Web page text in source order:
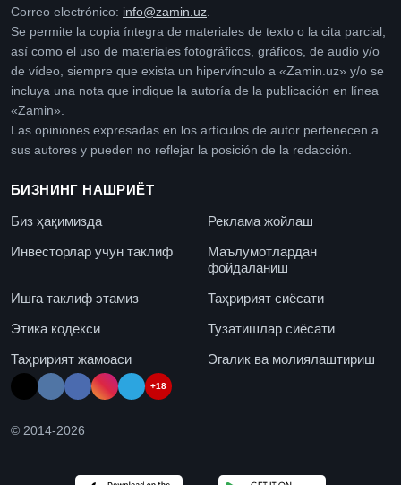
Correo electrónico: info@zamin.uz
Se permite la copia íntegra de materiales de texto o la cita parcial,
así como el uso de materiales fotográficos, gráficos, de audio y/o
de vídeo, siempre que exista un hipervínculo a «Zamin.uz» y/o se
incluya una nota que indique la autoría de la publicación en línea
«Zamin».
Las opiniones expresadas en los artículos de autor pertenecen a
sus autores y pueden no reflejar la posición de la redacción.
БИЗНИНГ НАШРИЁТ
Биз ҳақимизда
Реклама жойлаш
Инвесторлар учун таклиф
Маълумотлардан
фойдаланиш
Ишга таклиф этамиз
Таҳририят сиёсати
Этика кодекси
Тузатишлар сиёсати
Таҳририят жамоаси
Эгалик ва молиялаштириш
+18
© 2014-2026